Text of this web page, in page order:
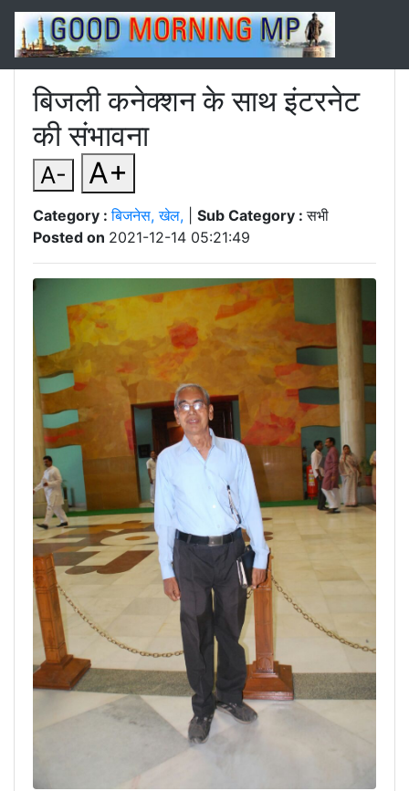
बिजली कनेक्शन के साथ इंटरनेट
की संभावना
A- A+
Category :बिजनेस, खेल, Sub Category :सभी
Posted on 2021-12-14 05:21:49